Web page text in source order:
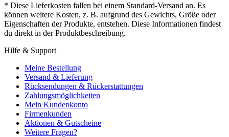
* Diese Lieferkosten fallen bei einem Standard-Versand an. Es
können weitere Kosten, z. B. aufgrund des Gewichts, Größe oder
Eigenschaften der Produkte, entstehen. Diese Informationen findest
du direkt in der Produktbeschreibung.
Hilfe & Support
Meine Bestellung
Versand & Lieferung
Rücksendungen & Rückerstattungen
Zahlungsmöglichkeiten
Mein Kundenkonto
Firmenkunden
Aktionen & Gutscheine
Weitere Fragen?